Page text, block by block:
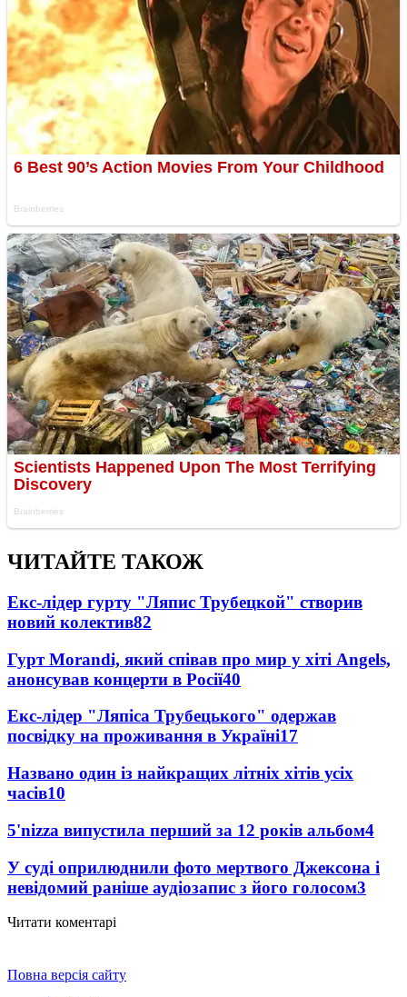
ЧИТАЙТЕ ТАКОЖ
Екс-лідер гурту "Ляпис Трубецкой" створив
новий колектив82
Гурт Morandi, який співав про мир у хіті Angels,
анонсував концерти в Росії40
Екс-лідер "Ляпіса Трубецького" одержав
посвідку на проживання в Україні17
Названо один із найкращих літніх хітів усіх
часів10
5'nizza випустила перший за 12 років альбом4
У суді оприлюднили фото мертвого Джексона і
невідомий раніше аудіозапис з його голосом3
Читати коментарі
Повна версія сайту